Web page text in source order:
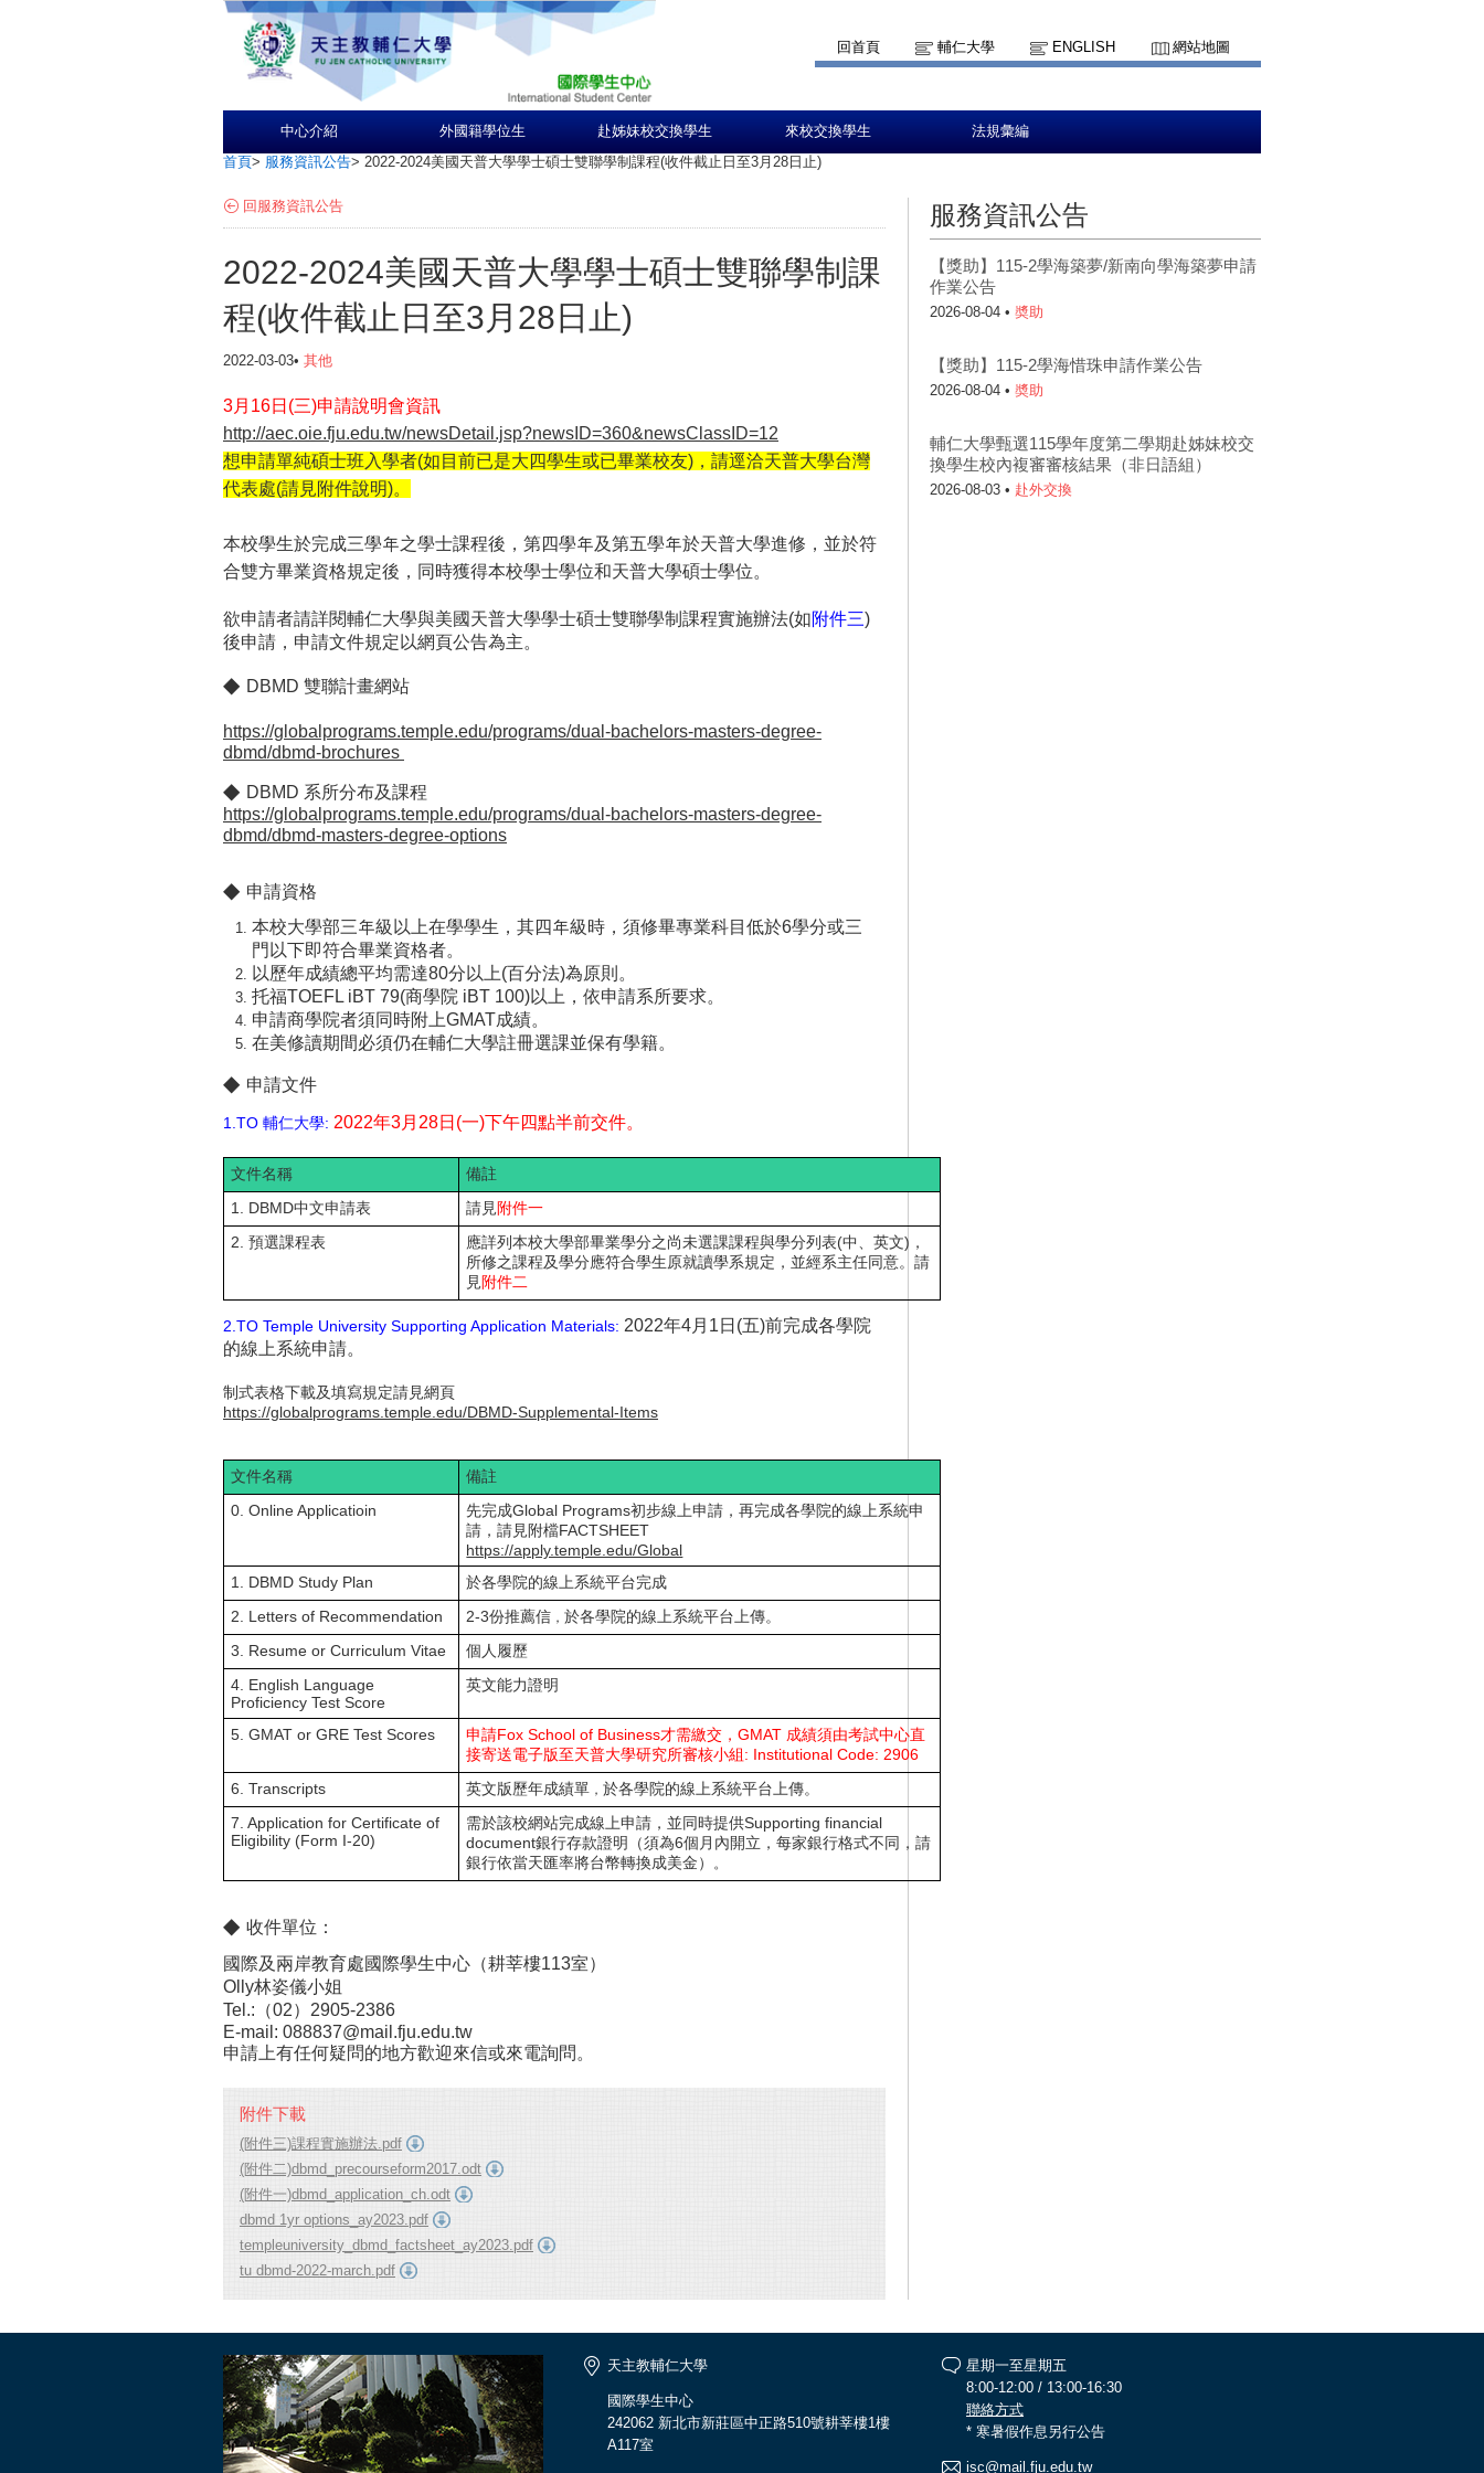
回首頁 輔仁大學 ENGLISH 網站地圖
中心介紹 外國籍學位生 赴姊妹校交換學生 來校交換學生 法規彙編
首頁> 服務資訊公告> 2022-2024美國天普大學學士碩士雙聯學制課程(收件截止日至3月28日止)
回服務資訊公告
2022-2024美國天普大學學士碩士雙聯學制課
程(收件截止日至3月28日止)
2022-03-03• 其他
3月16日(三)申請說明會資訊
http://aec.oie.fju.edu.tw/newsDetail.jsp?newsID=360&newsClassID=12
想申請單純碩士班入學者(如目前已是大四學生或已畢業校友) ，請逕洽天普大學台灣
代表處(請見附件說明)。
本校學生於完成三學年之學士課程後，第四學年及第五學年於天普大學進修，並於符
合雙方畢業資格規定後，同時獲得本校學士學位和天普大學碩士學位。
欲申請者請詳閱輔仁大學與美國天普大學學士碩士雙聯學制課程實施辦法(如附件三)
後申請，申請文件規定以網頁公告為主。
◆ DBMD 雙聯計畫網站
https://globalprograms.temple.edu/programs/dual-bachelors-masters-degree-
dbmd/dbmd-brochures
◆ DBMD 系所分布及課程
https://globalprograms.temple.edu/programs/dual-bachelors-masters-degree-
dbmd/dbmd-masters-degree-options
◆ 申請資格
本校大學部三年級以上在學學生，其四年級時，須修畢專業科目低於6學分或三
門以下即符合畢業資格者。
以歷年成績總平均需達80分 以上(百分法)為原則。
托福TOEFL iBT 79(商學院 iBT 100)以上，依申請系所要求。
申請商學院者須同時附上GMAT成績。
在美修讀期間必須仍在輔仁大學註冊選課並保有學籍。
◆ 申請文件
1.TO 輔仁大學: 2022年3月28日(一)下午四點半前交件。
文件名稱
備註
1. DBMD中文申請表
請見附件一
2. 預選課程表
應詳列本校大學部畢業學分之尚未選課課程與學分列表(中、英文)，
所修之課程及學分應符合學生原就讀學系規定，並經系主任同意。請
見附件二
2.TO Temple University Supporting Application Materials: 2022年4月1日(五)前完成各學院
的線上系統申請。
制式表格下載及填寫規定請見網頁
https://globalprograms.temple.edu/DBMD-Supplemental-Items
文件名稱
備註
0. Online Applicatioin
先完成Global Programs初步線上申請，再完成各學院的線上系統申
請，請見附檔FACTSHEET
https://apply.temple.edu/Global
1. DBMD Study Plan
於各學院的線上系統平台完成
2. Letters of Recommendation
2-3份推薦信 ，於各學院的線上系統平台上傳。
3. Resume or Curriculum Vitae
個人履歷
4. English Language
Proficiency Test Score
英文能力證明
5. GMAT or GRE Test Scores
申請Fox School of Business才需繳交，GMAT 成績須由考試中心直
接寄送電子版至天普大學研究所審核小組: Institutional Code: 2906
6. Transcripts
英文版歷年成績單 ，於各學院的線上系統平台上傳。
7. Application for Certificate of
Eligibility (Form I-20)
需於該校網站完成線上申請，並同時提供Supporting financial
document銀行存款證明（須為6個月內開立，每家銀行格式不同，請
銀行依當天匯率將台幣轉換成美金）
。
◆ 收件單位 ：
國際及兩岸教育處國際學生中心（耕莘樓113室）
Olly林姿儀小姐
Tel.:（02）2905-2386
E-mail: 088837@mail.fju.edu.tw
申請上有任何疑問的地方歡迎來信或來電詢問。
附件下載
(附件三)課程實施辦法.pdf
(附件二)dbmd_precourseform2017.odt
(附件一)dbmd_application_ch.odt
dbmd 1yr options_ay2023.pdf
templeuniversity_dbmd_factsheet_ay2023.pdf
tu dbmd-2022-march.pdf
服務資訊公告
【獎助】115-2學海築夢/新南向學海築夢申請
作業公告
2026-08-04 • 奬助
【獎助】115-2學海惜珠申請作業公告
2026-08-04 • 奬助
輔仁大學甄選115學年度第二學期赴姊妹校交
換學生校內複審審核結果（非日語組）
2026-08-03 • 赴外交換
天主教輔仁大學
國際學生中心
242062 新北市新莊區中正路510號耕莘樓1樓
A117室
星期一至星期五
8:00-12:00 / 13:00-16:30
聯絡方式
* 寒暑假作息另行公告
isc@mail.fju.edu.tw